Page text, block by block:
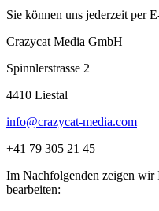
Sie können uns jederzeit per
Crazycat Media GmbH
Spinnlerstrasse 2
4410 Liestal
info@crazycat-media.com
+41 79 305 21 45
Im Nachfolgenden zeigen
bearbeiten: